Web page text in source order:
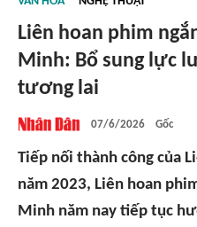
#Khám phá Việt Nam
Liên hoan phim
Minh: Bổ sung lực
tương lai
07/6/2026 Gốc
Tiếp nối thành công của
năm 2023, Liên hoan
Minh năm nay tiếp tục